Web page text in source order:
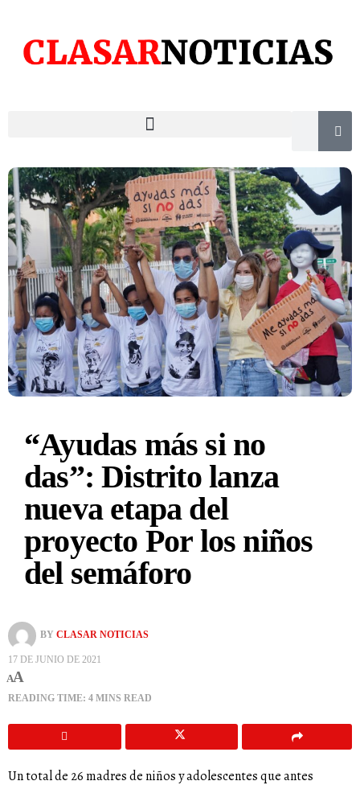
“Ayudas más si no
das”: Distrito lanza
nueva etapa del
proyecto Por los niños
del semáforo
BY CLASAR NOTICIAS
17 DE JUNIO DE 2021
AA
READING TIME: 4 MINS READ
Un total de 26 madres de niños y adolescentes que antes